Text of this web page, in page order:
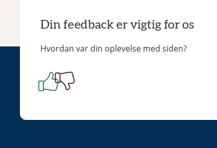
Din feedback er vigtig for os
Hvordan var din oplevelse med siden?